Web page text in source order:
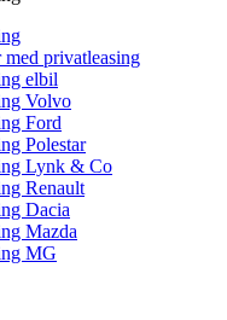
privatleasing
elbil
Volvo
Ford
Polestar
Lynk & Co
Renault
Dacia
Mazda
MG